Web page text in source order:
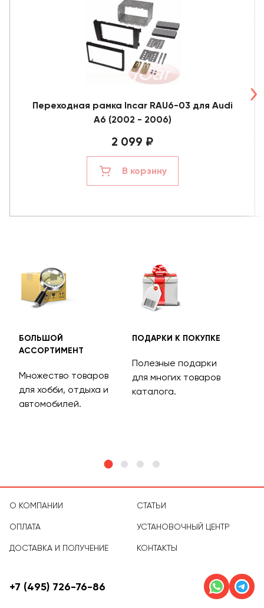
Переходная рамка Incar RAU6-03 для Audi
A6 (2002 - 2006)
2 099 ₽
В корзину
БОЛЬШОЙ
АССОРТИМЕНТ
Множество товаров
для хобби, отдыха и
автомобилей.
ПОДАРКИ К ПОКУПКЕ
Полезные подарки
для многих товаров
каталога.
О КОМПАНИИ
ОПЛАТА
ДОСТАВКА И ПОЛУЧЕНИЕ
СТАТЬИ
УСТАНОВОЧНЫЙ ЦЕНТР
КОНТАКТЫ
+7 (495) 726-76-86